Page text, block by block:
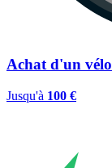
Achat d'un
Jusqu'à 100 €